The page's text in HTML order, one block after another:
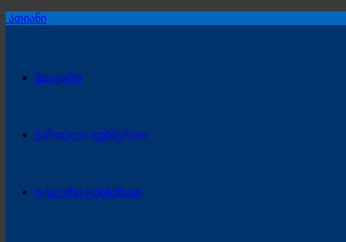
ათიანი
მთავარი
ქართული ფეხბურთი
უცხოური ფეხბურთი